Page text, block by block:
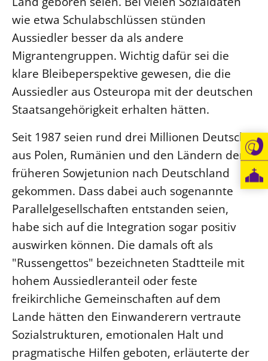
wie etwa Schulabschlüssen stünden
Aussiedler besser da als andere
Migrantengruppen. Wichtig dafür sei die
klare Bleibeperspektive gewesen, die die
Aussiedler aus Osteuropa mit der deutschen
Staatsangehörigkeit erhalten hätten.
Seit 1987 seien rund drei Millionen Deutsche
aus Polen, Rumänien und den Ländern der
früheren Sowjetunion nach Deutschland
gekommen. Dass dabei auch sogenannte
Parallelgesellschaften entstanden seien,
habe sich auf die Integration sogar positiv
auswirken können. Die damals oft als
"Russengettos" bezeichneten Stadtteile mit
hohem Aussiedleranteil oder feste
freikirchliche Gemeinschaften auf dem
Lande hätten den Einwanderern vertraute
Sozialstrukturen, emotionalen Halt und
pragmatische Hilfen geboten, erläuterte der
Öffentlichkeitsarbeit
Personalausschuss
Projektmanagement
Recht
Terminstundenplaner